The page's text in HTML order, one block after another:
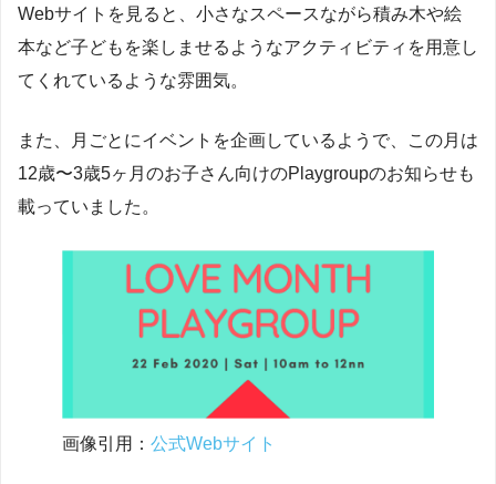
Webサイトを見ると、小さなスペースながら積み木や絵
本など子どもを楽しませるようなアクティビティを用意し
てくれているような雰囲気。
また、月ごとにイベントを企画しているようで、この月は
12歳〜3歳5ヶ月のお子さん向けのPlaygroupのお知らせも
載っていました。
画像引用： 公式Webサイト